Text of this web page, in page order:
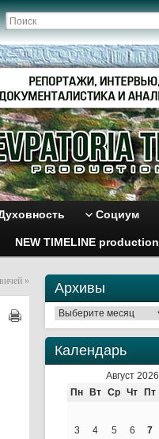
Социум
NEW TIMELINE production
» Архивы
Архивы
Календарь
Август 2026
Пн
Вт Ср Чт Пт
3
4 5 6 7